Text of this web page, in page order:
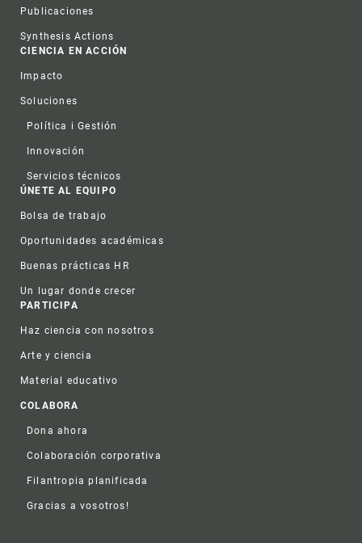
Publicaciones
Synthesis Actions
CIENCIA EN ACCIÓN
Impacto
Soluciones
Política i Gestión
Innovación
Servicios técnicos
ÚNETE AL EQUIPO
Bolsa de trabajo
Oportunidades académicas
Buenas prácticas HR
Un lugar donde crecer
PARTICIPA
Haz ciencia con nosotros
Arte y ciencia
Material educativo
COLABORA
Dona ahora
Colaboración corporativa
Filantropia planificada
Gracias a vosotros!